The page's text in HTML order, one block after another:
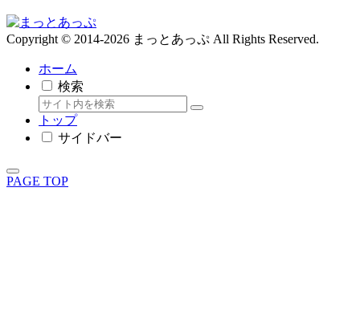
Copyright © 2014-2026 まっとあっぷ All Rights Reserved.
ホーム
検索
トップ
サイドバー
PAGE TOP